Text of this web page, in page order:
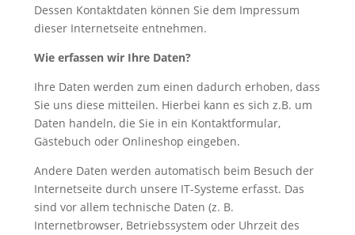
Dessen Kontaktdaten können Sie dem Impressum
dieser Internetseite entnehmen.
Wie erfassen wir Ihre Daten?
Ihre Daten werden zum einen dadurch erhoben, dass
Sie uns diese mitteilen. Hierbei kann es sich z.B. um
Daten handeln, die Sie in ein Kontaktformular,
Gästebuch oder Onlineshop eingeben.
Andere Daten werden automatisch beim Besuch der
Internetseite durch unsere IT-Systeme erfasst. Das
sind vor allem technische Daten (z. B.
Internetbrowser, Betriebssystem oder Uhrzeit des